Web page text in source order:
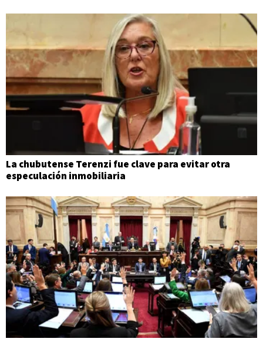
La chubutense Terenzi fue clave para evitar otra
especulación inmobiliaria